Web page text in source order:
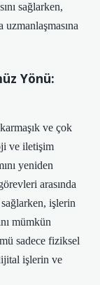
sağlarken,
uzmanlaşmasına
Yönü:
ve çok
ve iletişim
yeniden
arasında
işlerin
mümkün
sadece fiziksel
işlerin ve